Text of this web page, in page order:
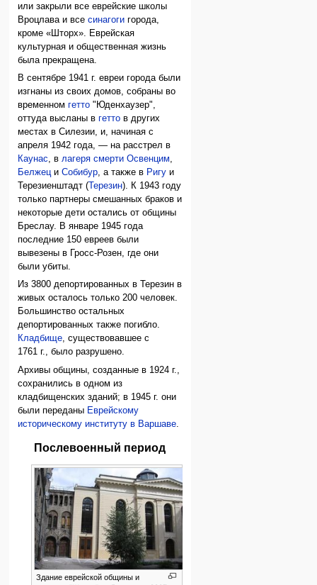
или закрыли все еврейские школы
Вроцлава и всесинагоги города,
кроме «Шторх». Еврейская
культурная и общественная жизнь
была прекращена.
В сентябре 1941 г. евреи города были
изгнаны из своих домов, собраны во
временномгетто "Юденхаузер",
оттуда высланы вгетто в других
местах в Силезии, и, начиная с
апреля 1942 года, — на расстрел в
Каунас, влагеря смерти Освенцим,
БелжециСобибур, а также в Ригу и
Терезиенштадт (Терезин). К 1943 году
только партнеры смешанных браков и
некоторые дети остались от общины
Бреслау. В январе 1945 года
последние 150 евреев были
вывезены в Гросс-Розен, где они
были убиты.
Из 3800 депортированных в Терезин в
живых осталось только 200 человек.
Большинство остальных
депортированных также погибло.
Кладбище, существовавшее с
1761 г., было разрушено.
Архивы общины, созданные в 1924 г.,
сохранились в одном из
кладбищенских зданий; в 1945 г. они
были переданы Еврейскому
историческому институту в Варшаве
Послевоенный период
Здание еврейской общины и